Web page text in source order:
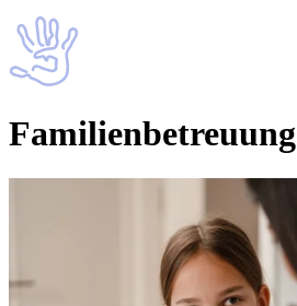
Familienbetreuung